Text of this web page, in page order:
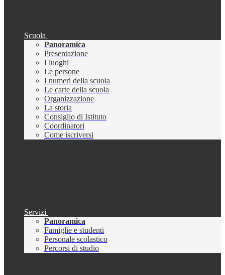
Scuola
Panoramica
Presentazione
I luoghi
Le persone
I numeri della scuola
Le carte della scuola
Organizzazione
La storia
Consiglio di Istituto
Coordinatori
Come iscriversi
Servizi
Panoramica
Famiglie e studenti
Personale scolastico
Percorsi di studio